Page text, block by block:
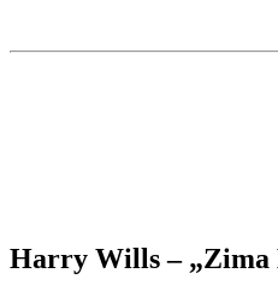
Harry Wills – „Zima